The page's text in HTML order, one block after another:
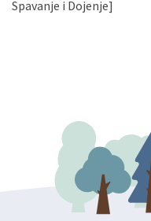
Spavanje i Dojenje]